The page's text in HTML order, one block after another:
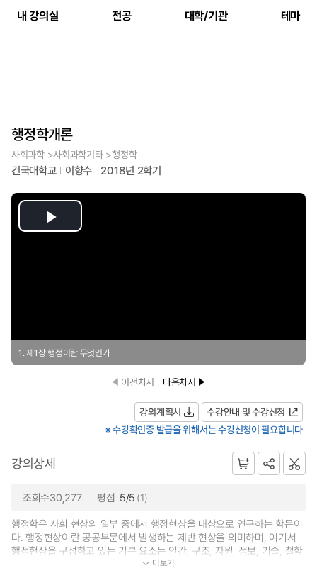
내 강의실 전공 대학/기관 테마
행정학개론
사회과학 >사회과학기타 >행정학
건국대학교 이향수 2018년 2학기
Play
1. 제1장 행정이란 무엇인가
이전차시 다음차시
강의계획서
수강안내 및 수강신청
※ 수강확인증 발급을 위해서는 수강신청이 필요합니다
강의상세
조회수30,277 평점 5/5 (1)
행정학은 사회 현상의 일부 중에서 행정현상을 대상으로 연구하는 학문이
다. 행정현상이란 공공부문에서 발생하는 제반 현상을 의미하며, 여기서
행정현상을 구성하고 있는 기본 요소는 인간, 구조, 자원, 정보, 기술, 철학
등이다. 따라서 행정학을 공부한다...더보기